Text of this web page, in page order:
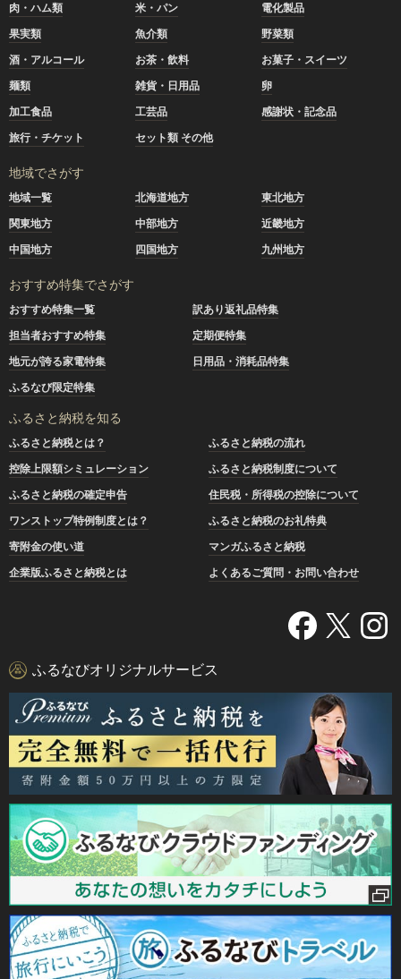
肉・ハム類 米・パン
電化製品
果実類
魚介類
野菜類
酒・アルコール
お茶・飲料
お菓子・スイーツ
麺類
雑貨・日用品
卵
加工食品
工芸品
感謝状・記念品
旅行・チケット
セット類 その他
地域でさがす
地域一覧 北海道地方
東北地方
関東地方
中部地方
近畿地方
中国地方
四国地方 九州地方
おすすめ特集でさがす
おすすめ特集一覧
訳あり返礼品特集
担当者おすすめ特集
定期便特集
地元が誇る家電特集
日用品・消耗品特集
ふるなび限定特集
ふるさと納税を知る
ふるさと納税とは？
ふるさと納税の流れ
控除上限額シミュレーション
ふるさと納税制度について
ふるさと納税の確定申告
住民税・所得税の控除について
ワンストップ特例制度とは？
ふるさと納税のお礼特典
寄附金の使い道
マンガふるさと納税
企業版ふるさと納税とは
よくあるご質問・お問い合わせ
ふるなびオリジナルサービス